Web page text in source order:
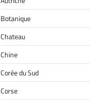
Botanique
Chateau
Chine
Corée du Sud
Corse